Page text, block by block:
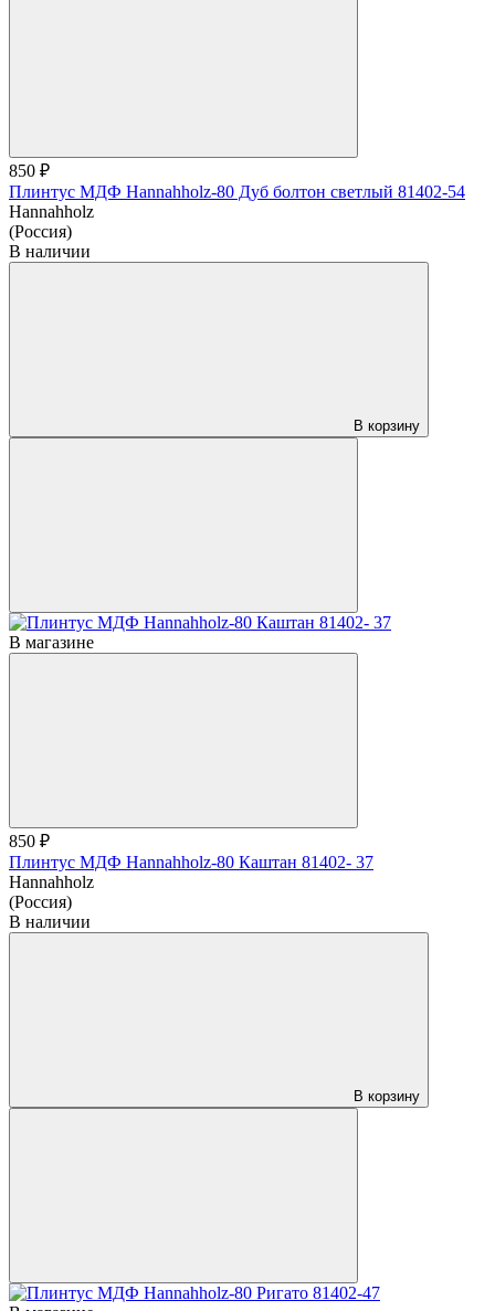
850 ₽
Плинтус МДФ Hannahholz-80 Дуб болтон светлый 81402-54
Hannahholz
(Россия)
В наличии
В корзину
В магазине
850 ₽
Плинтус МДФ Hannahholz-80 Каштан 81402- 37
Hannahholz
(Россия)
В наличии
В корзину